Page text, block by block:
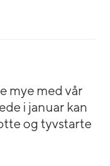
mye med vår
i januar kan
og tyvstarte